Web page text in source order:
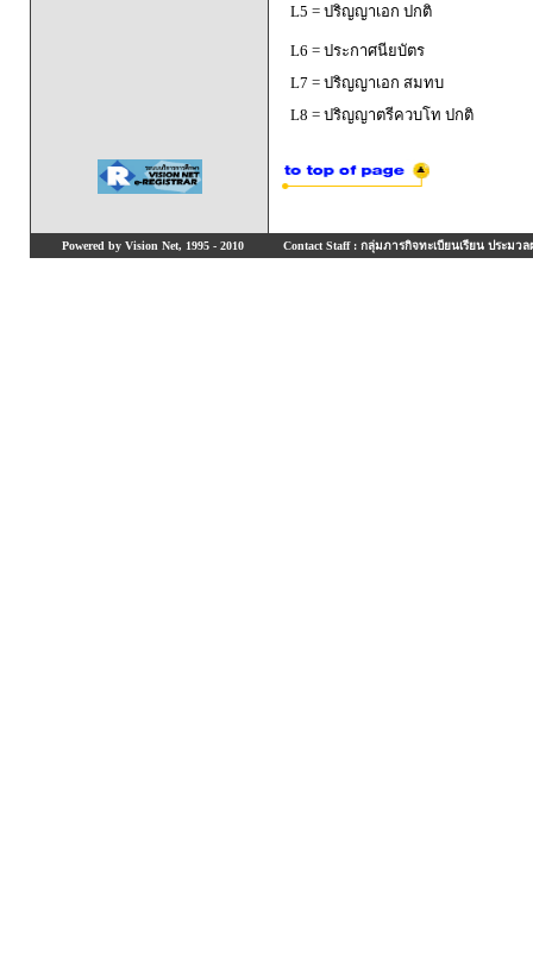
L5 = ปริญญาเอก ปกติ
L6 = ประกาศนียบัตร
L7 = ปริญญาเอก สมทบ
L8 = ปริญญาตรีควบโท ปกติ
Powered by Vision Net, 1995 - 2010 Contact Staff : กลุ่มภารกิจทะเบียนเรียน ประมวล